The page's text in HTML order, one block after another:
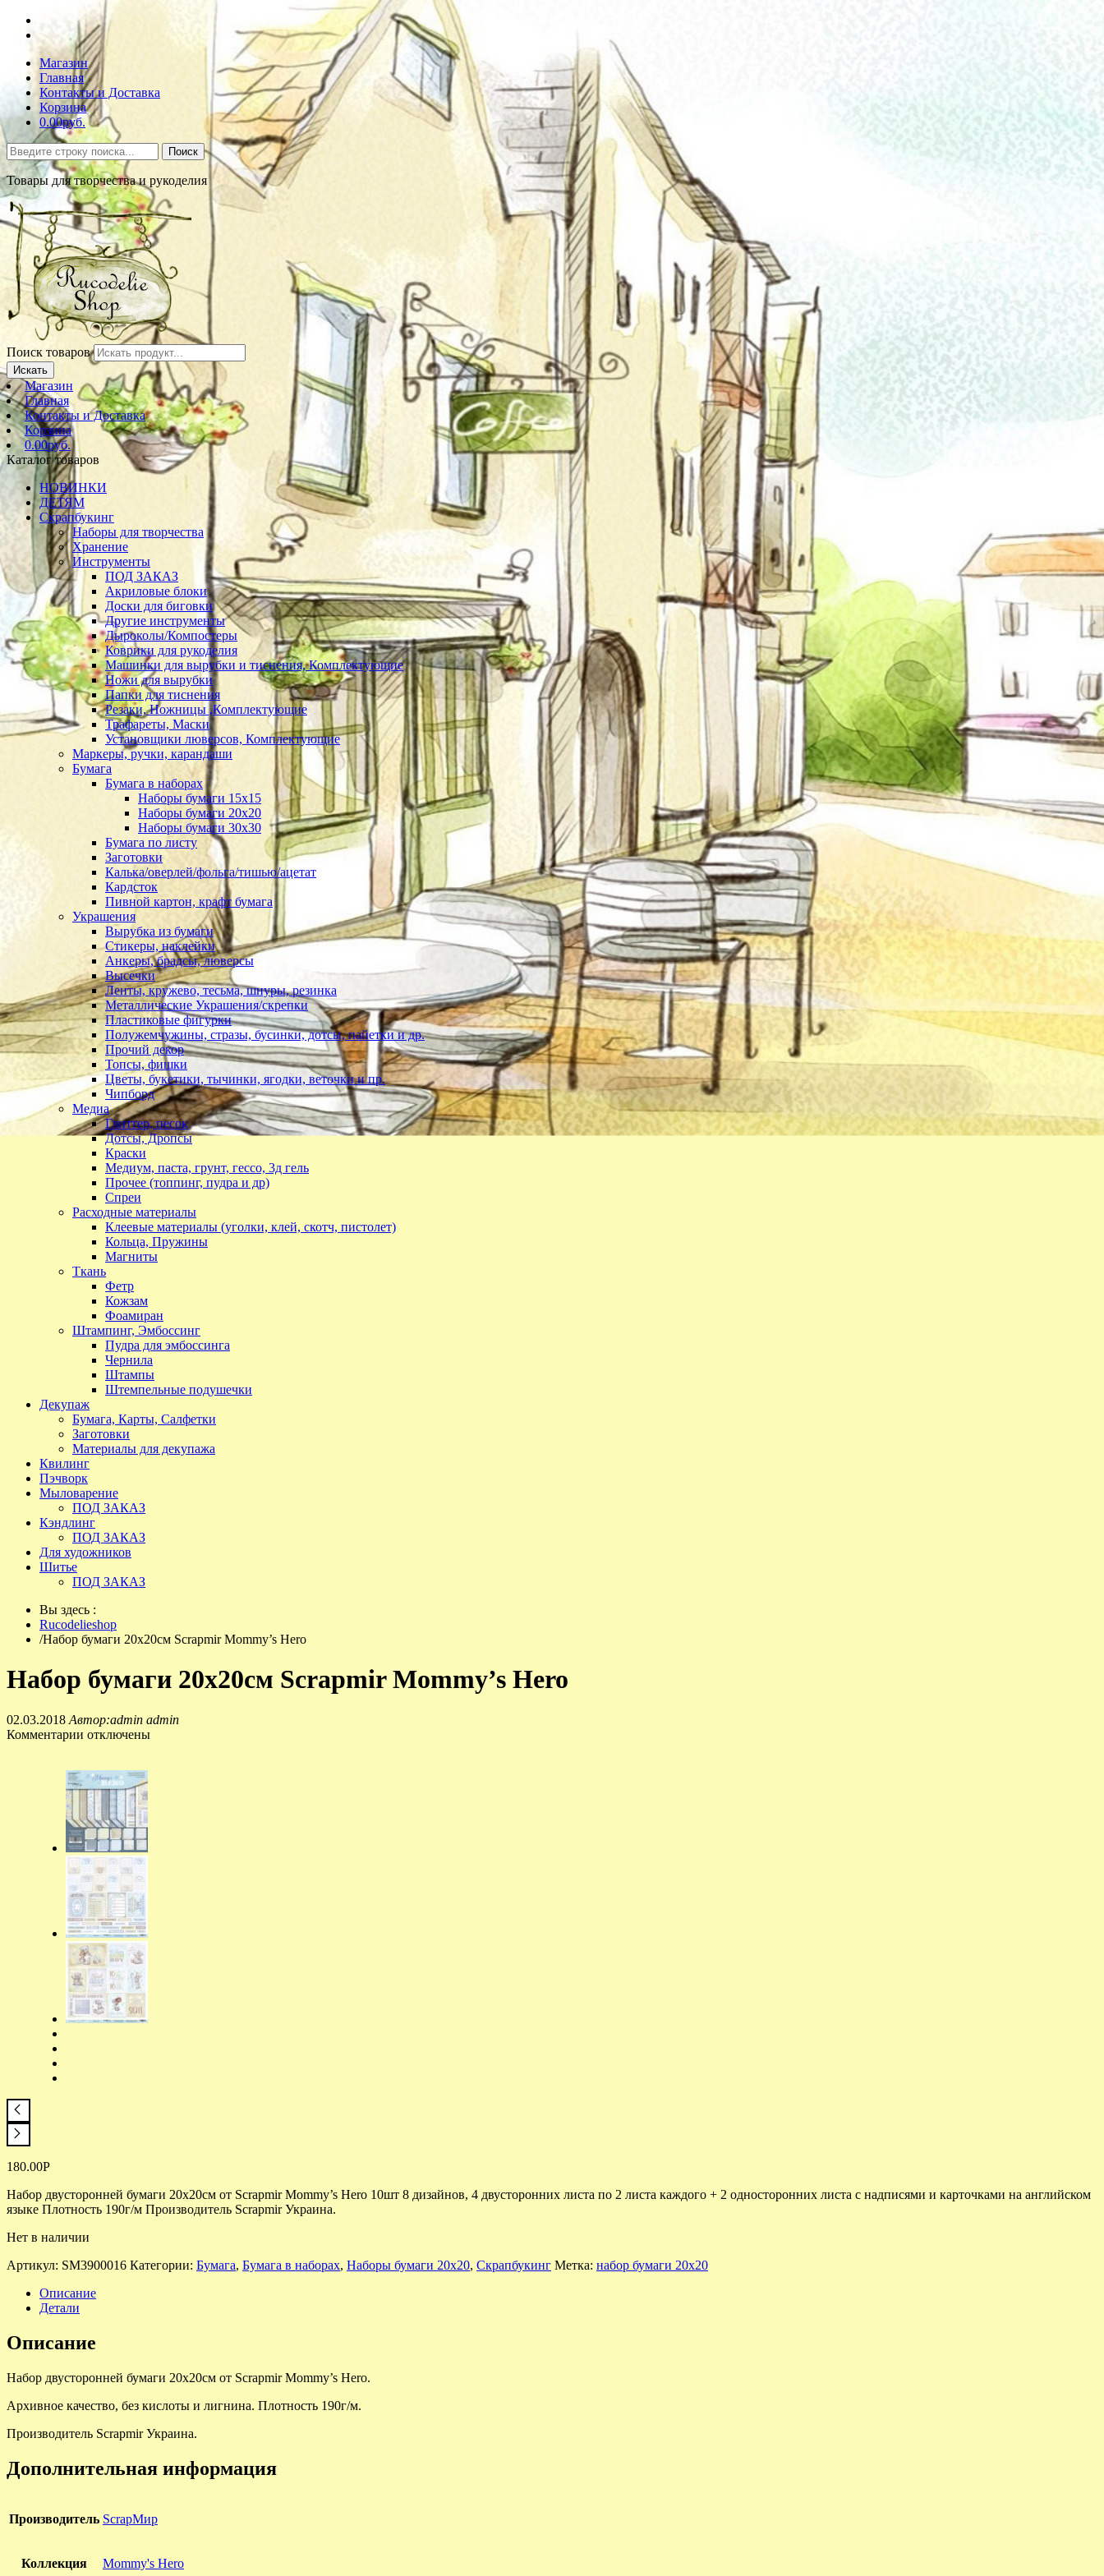
Магазин
Главная
Контакты и Доставка
Корзина
0.00руб.
Поиск
Товары для творчества и рукоделия
Поиск товаров
Искать
Магазин
Главная
Контакты и Доставка
Корзина
0.00руб.
Каталог товаров
НОВИНКИ
ДЕТЯМ
Скрапбукинг
Наборы для творчества
Хранение
Инструменты
ПОД ЗАКАЗ
Акриловые блоки
Доски для биговки
Другие инструменты
Дыроколы/Компостеры
Коврики для рукоделия
Машинки для вырубки и тиснения, Комплектующие
Ножи для вырубки
Папки для тиснения
Резаки, Ножницы ,Комплектующие
Трафареты, Маски
Установщики люверсов, Комплектующие
Маркеры, ручки, карандаши
Бумага
Бумага в наборах
Наборы бумаги 15х15
Наборы бумаги 20х20
Наборы бумаги 30х30
Бумага по листу
Заготовки
Калька/оверлей/фольга/тишью/ацетат
Кардсток
Пивной картон, крафт бумага
Украшения
Вырубка из бумаги
Стикеры, наклейки
Анкеры, брадсы, люверсы
Высечки
Ленты, кружево, тесьма, шнуры, резинка
Металлические Украшения/скрепки
Пластиковые фигурки
Полужемчужины, стразы, бусинки, дотсы, пайетки и др.
Прочий декор
Топсы, фишки
Цветы, букетики, тычинки, ягодки, веточки и пр.
Чипборд
Медиа
Глиттер, песок
Дотсы, Дропсы
Краски
Медиум, паста, грунт, гессо, 3д гель
Прочее (топпинг, пудра и др)
Спреи
Расходные материалы
Клеевые материалы (уголки, клей, скотч, пистолет)
Кольца, Пружины
Магниты
Ткань
Фетр
Кожзам
Фоамиран
Штампинг, Эмбоссинг
Пудра для эмбоссинга
Чернила
Штампы
Штемпельные подушечки
Декупаж
Бумага, Карты, Салфетки
Заготовки
Материалы для декупажа
Квилинг
Пэчворк
Мыловарение
ПОД ЗАКАЗ
Кэндлинг
ПОД ЗАКАЗ
Для художников
Шитье
ПОД ЗАКАЗ
Вы здесь :
Rucodelieshop
/Набор бумаги 20х20см Scrapmir Mommy’s Hero
Набор бумаги 20х20см Scrapmir Mommy’s Hero
02.03.2018 Автор:admin admin
Комментарии отключены
180.00Р
Набор двусторонней бумаги 20х20см от Scrapmir Mommy’s Hero 10шт 8 дизайнов, 4 двусторонних листа по 2 листа каждого + 2 односторонних листа с надписями и карточками на английском
языке Плотность 190г/м Производитель Scrapmir Украина.
Нет в наличии
Артикул: SM3900016 Категории: Бумага, Бумага в наборах, Наборы бумаги 20х20, Скрапбукинг Метка: набор бумаги 20х20
Описание
Детали
Описание
Набор двусторонней бумаги 20х20см от Scrapmir Mommy’s Hero.
Архивное качество, без кислоты и лигнина. Плотность 190г/м.
Производитель Scrapmir Украина.
Дополнительная информация
Производитель ScrapМир
Коллекция Mommy's Hero